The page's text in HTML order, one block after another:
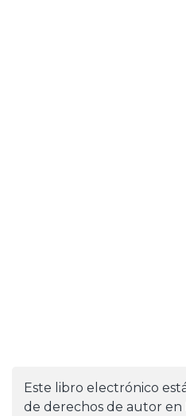
Este libro electrónico
de derechos de autor en